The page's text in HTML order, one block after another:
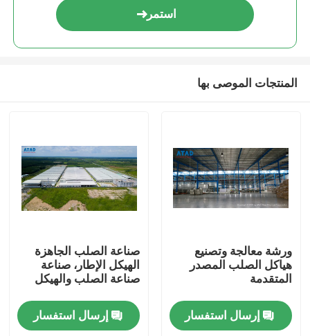
استمر
المنتجات الموصى بها
ورشة معالجة وتصنيع
هياكل الصلب المصدر
المتقدمة
إرسال استفسار
صناعة الصلب الجاهزة
الهيكل الإطار، صناعة
صناعة الصلب والهيكل
إرسال استفسار